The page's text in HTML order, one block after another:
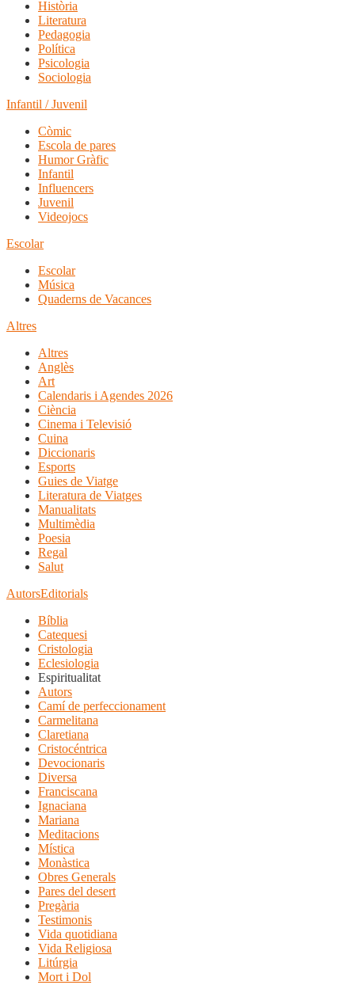
Història
Literatura
Pedagogia
Política
Psicologia
Sociologia
Infantil / Juvenil
Còmic
Escola de pares
Humor Gràfic
Infantil
Influencers
Juvenil
Videojocs
Escolar
Escolar
Música
Quaderns de Vacances
Altres
Altres
Anglès
Art
Calendaris i Agendes 2026
Ciència
Cinema i Televisió
Cuina
Diccionaris
Esports
Guies de Viatge
Literatura de Viatges
Manualitats
Multimèdia
Poesia
Regal
Salut
AutorsEditorials
Bíblia
Catequesi
Cristologia
Eclesiologia
Espiritualitat
Autors
Camí de perfeccionament
Carmelitana
Claretiana
Cristocéntrica
Devocionaris
Diversa
Franciscana
Ignaciana
Mariana
Meditacions
Mística
Monàstica
Obres Generals
Pares del desert
Pregària
Testimonis
Vida quotidiana
Vida Religiosa
Litúrgia
Mort i Dol